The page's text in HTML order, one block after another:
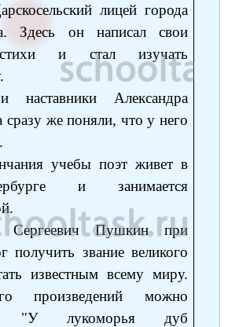
Информатика
Немецкий язык
География
История
Биология
Технология
История
География
лицей города
Здесь он написал свои
и стал изучать
наставники Александра
сразу же поняли, что у него
учебы поэт живет в
и занимается
Сергеевич Пушкин при
получить звание великого
известным всему миру.
произведений можно
"У лукоморья дуб